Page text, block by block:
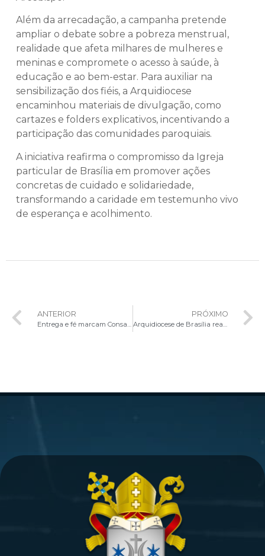
Além da arrecadação, a campanha pretende
ampliar o debate sobre a pobreza menstrual,
realidade que afeta milhares de mulheres e
meninas e compromete o acesso à saúde, à
educação e ao bem-estar. Para auxiliar na
sensibilização dos fiéis, a Arquidiocese
encaminhou materiais de divulgação, como
cartazes e folders explicativos, incentivando a
participação das comunidades paroquiais.
A iniciativa reafirma o compromisso da Igreja
particular de Brasília em promover ações
concretas de cuidado e solidariedade,
transformando a caridade em testemunho vivo
de esperança e acolhimento.
ANTERIOR
Entrega e fé marcam Consagração no Ordo Virginum na Catedral Metropolitana de Brasília
PRÓXIMO
Arquidiocese de Brasília realiza investidura de novos Ministros Extraordinários da Sagrada Comunhão por vicariatos